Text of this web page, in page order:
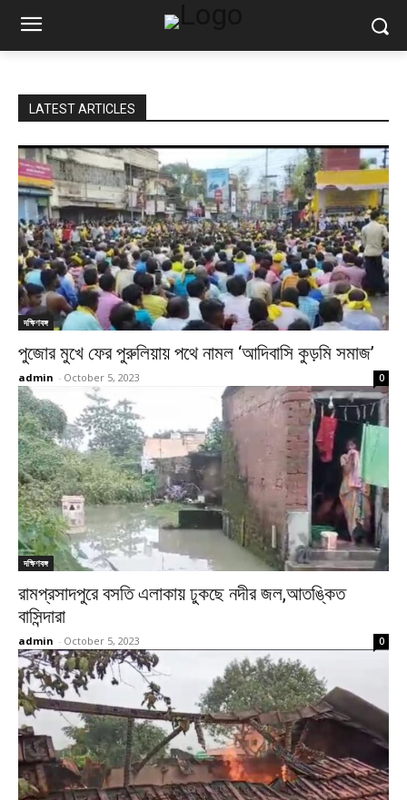
LATEST ARTICLES
দক্ষিণবঙ্গ
পুজোর মুখে ফের পুরুলিয়ায় পথে নামল ‘আদিবাসি কুড়মি সমাজ’
admin - October 5, 2023 0
দক্ষিণবঙ্গ
রামপ্রসাদপুরে বসতি এলাকায় ঢুকছে নদীর জল,আতঙ্কিত
বাসিন্দারা
admin - October 5, 2023 0